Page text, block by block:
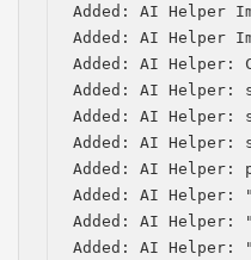
Added: AI Helper
Added: AI Helper
Added: AI
Added: AI Helper:
Added: AI Helper:
Added: AI Helper:
Added: AI Helper:
Added: AI Helper:
Added: AI Helper:
Added: AI Helper: